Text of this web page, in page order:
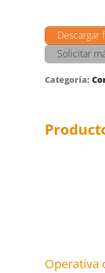
Descargar
Solicitar
Categoría:
Operativa